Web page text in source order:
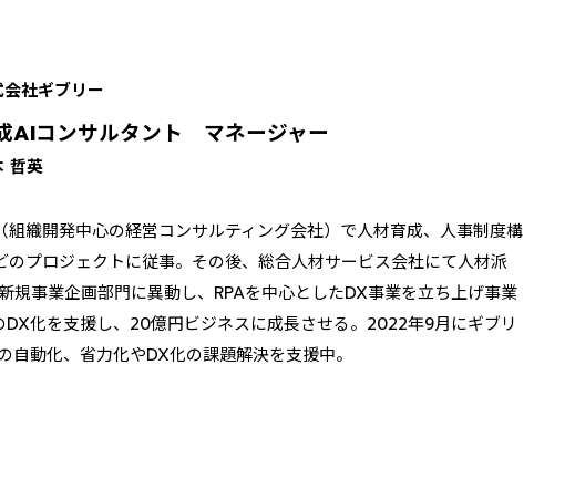
社ギブリー
AIコンサルタント マネージャー
哲英
織開発中心の経営コンサルティング会社）で人材育成、人事制度構
プロジェクトに従事。その後、総合人材サービス会社にて人材派
規事業企画部門に異動し、RPAを中心としたDX事業を立ち上げ事業
化を支援し、20億円ビジネスに成長させる。2022年9月にギブリ
動化、省力化やDX化の課題解決を支援中。